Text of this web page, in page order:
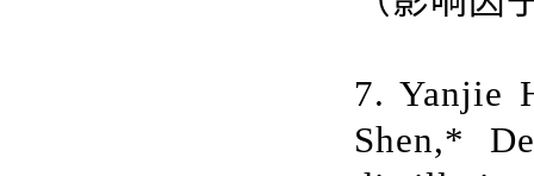
7. Yanjie
Shen,*